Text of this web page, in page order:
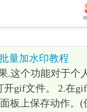
量加水印教程
.这个功能对于个
开gif文件。 2.在
板上保存动作。(